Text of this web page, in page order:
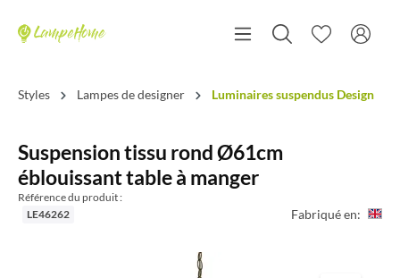
Styles Lampes de designer Luminaires suspendus Design
Suspension tissu rond Ø61cm
éblouissant table à manger
Référence du produit :
LE46262
Fabriqué en: